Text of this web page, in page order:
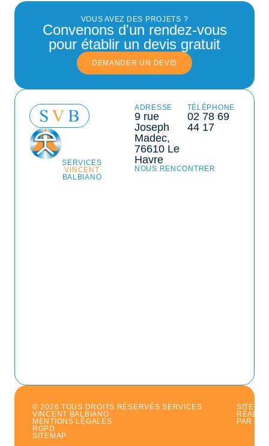
VOUS AVEZ DES PROJETS ?
Convenons d'un rendez-vous
pour établir un devis gratuit
DEMANDER UN DEVIS
SERVICES
VINCENT
BALBIANO
ADRESSE
9 rue
Joseph
Madec,
76610 Le
Havre
TÉLÉPHONE
02 78 69
44 17
NOUS RENCONTRER
© 2026 TOUS DROITS RÉSERVÉS SERVICES
VINCENT BALBIANO
MENTIONS LÉGALES
RGPD
SITEMAP
SITE
PAR